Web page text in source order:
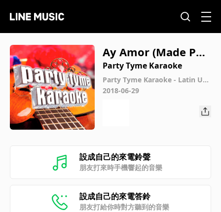
Ay Amor (Made Pop
ular By Victor Manu
elle, Hector & Tito)
[Karaoke Version]
Party Tyme Karaoke
Party Tyme Karaoke - Latin Urb
an Hits 1
2018-06-29
設成自己的來電鈴聲
朋友打來時手機響起的音樂
設成自己的來電答鈴
朋友打給你時對方聽到的音樂